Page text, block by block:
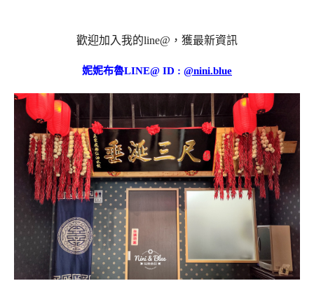
歡迎加入我的line@，獲最新資訊
妮妮布魯LINE@ ID : @nini.blue